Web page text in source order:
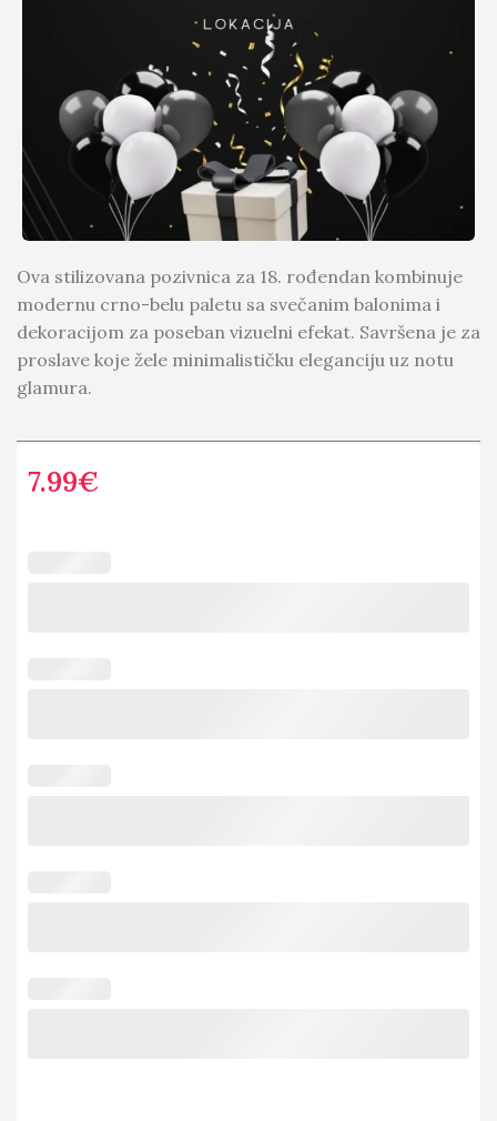
Ova stilizovana pozivnica za 18. rođendan kombinuje
modernu crno-belu paletu sa svečanim balonima i
dekoracijom za poseban vizuelni efekat. Savršena je za
proslave koje žele minimalističku eleganciju uz notu
glamura.
7.99€